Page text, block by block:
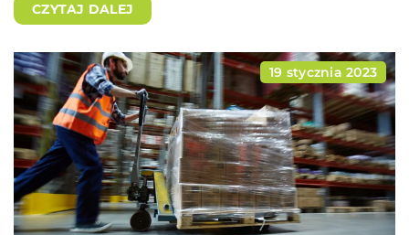
CZYTAJ DALEJ
19 stycznia 2023